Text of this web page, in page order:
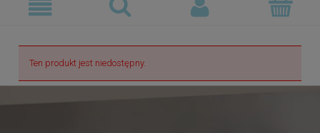
Ten produkt jest niedostępny.